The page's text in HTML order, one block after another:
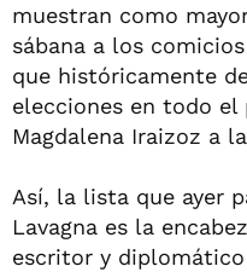
muestran como
sábana a los
que históricamente
elecciones en todo el
Magdalena Iraizoz a
Así, la lista que ayer
Lavagna es la
escritor y diplomático